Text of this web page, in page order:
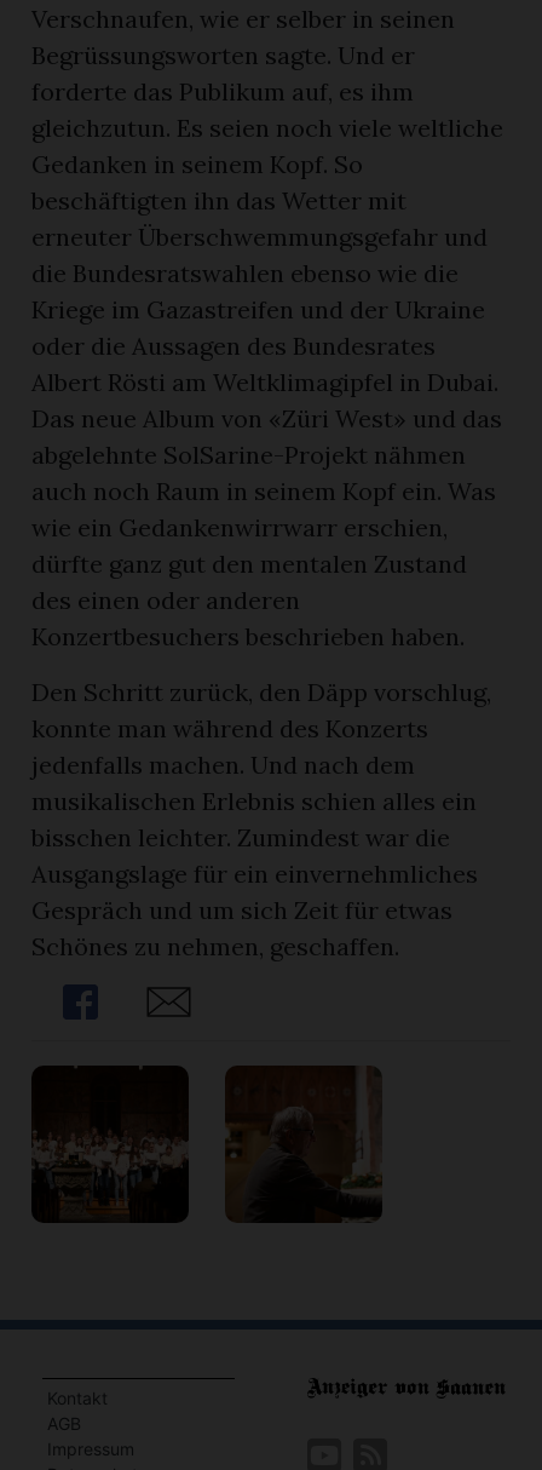
Verschnaufen, wie er selber in seinen
Begrüssungsworten sagte. Und er
forderte das Publikum auf, es ihm
gleichzutun. Es seien noch viele weltliche
Gedanken in seinem Kopf. So
beschäftigten ihn das Wetter mit
erneuter Überschwemmungsgefahr und
die Bundesratswahlen ebenso wie die
Kriege im Gazastreifen und der Ukraine
oder die Aussagen des Bundesrates
Albert Rösti am Weltklimagipfel in Dubai.
Das neue Album von «Züri West» und das
abgelehnte SolSarine-Projekt nähmen
auch noch Raum in seinem Kopf ein. Was
wie ein Gedankenwirrwarr erschien,
dürfte ganz gut den mentalen Zustand
des einen oder anderen
Konzertbesuchers beschrieben haben.
Den Schritt zurück, den Däpp vorschlug,
konnte man während des Konzerts
jedenfalls machen. Und nach dem
musikalischen Erlebnis schien alles ein
bisschen leichter. Zumindest war die
Ausgangslage für ein einvernehmliches
Gespräch und um sich Zeit für etwas
Schönes zu nehmen, geschaffen.
Share
Share
Kontakt
AGB
Impressum